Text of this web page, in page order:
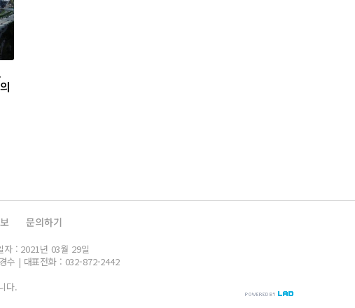
문의하기
: 2021년 03월 29일
수 | 대표전화 : 032-872-2442
다.